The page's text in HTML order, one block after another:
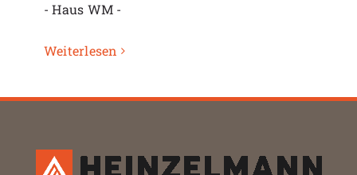
- Haus WM -
Weiterlesen